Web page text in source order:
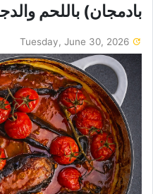
بادمجان) باللحم